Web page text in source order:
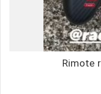
Rimote